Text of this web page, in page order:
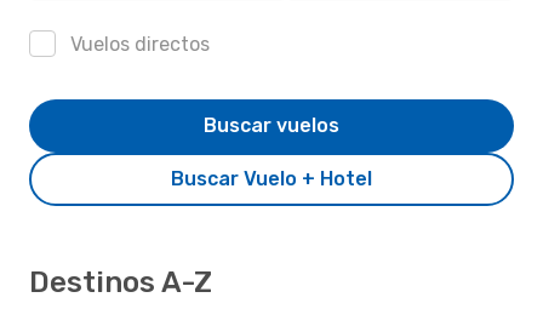
Vuelos directos
Buscar Vuelo + Hotel
Buscar vuelos
Destinos A-Z